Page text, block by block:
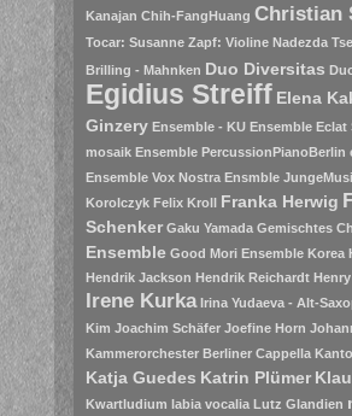
Kanajan Chih-FangHuang Christian
Tocar: Susanne Zapf: Violine Nadezda
Brilling - Mahnken Duo Diversitas
Egidius Streiff Elena
Ginzery Ensemble - KU Ensemble Eclat
mosaik Ensemble PercussionPianoBerlin
Ensemble Vox Nostra Ensmble
Korolczyk Felix Kroll Franka Herwig
Schenker Gaku Yamada Gemischtes
Ensemble Good Mori Ensemble Korea
Hendrik Jackson Hendrik Reichardt
Irene Kurka Irina Yudaeva - Alt-
Kim Joachim Schäfer Joefine Horn
Kammerorchester Berliner Cappella
Katja Guedes Katrin Plümer
Kwartludium labia vocalia Lutz Glandien